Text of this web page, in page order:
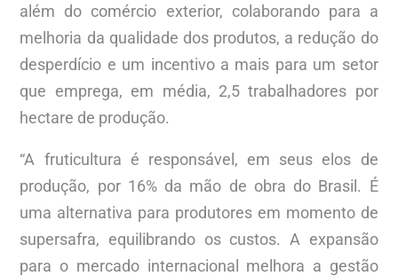
além do comércio exterior, colaborando para a
melhoria da qualidade dos produtos, a redução do
desperdício e um incentivo a mais para um setor
que emprega, em média, 2,5 trabalhadores por
hectare de produção.
“A fruticultura é responsável, em seus elos de
produção, por 16% da mão de obra do Brasil. É
uma alternativa para produtores em momento de
supersafra, equilibrando os custos. A expansão
para o mercado internacional melhora a gestão